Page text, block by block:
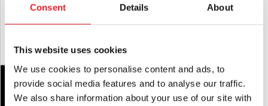
Consent Details About
This website uses cookies
We use cookies to personalise content and ads, to
provide social media features and to analyse our traffic.
We also share information about your use of our site with